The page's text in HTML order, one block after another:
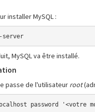
installer MySQL :
server
MySQL va être installé.
passe de l'utilisateur root
password '<votre